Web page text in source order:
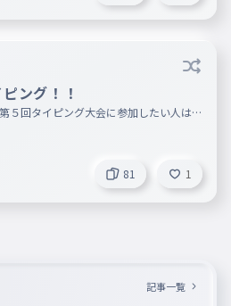
ング！！
５回タイピング大会に参加したい人は必
い 合格点 ７００以上 ※ランキングを
を変えました。 個人的参加推奨 ７３０
81 1
記事一覧